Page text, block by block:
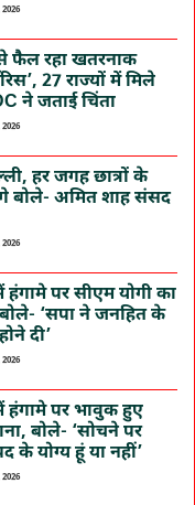
फैल रहा खतरनाक
27 राज्यों में मिले
ने जताई चिंता
हर जगह छात्रों के
बोले- अमित शाह संसद
पर सीएम योगी का
‘सपा ने जनहित के
दी’
हंगामे पर भावुक हुए
बोले- ‘सोचने पर
के योग्य हूं या नहीं’